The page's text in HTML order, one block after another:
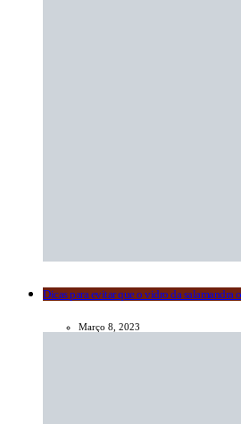
Dicas para evitar que o vidro da salamandra
Março 8, 2023